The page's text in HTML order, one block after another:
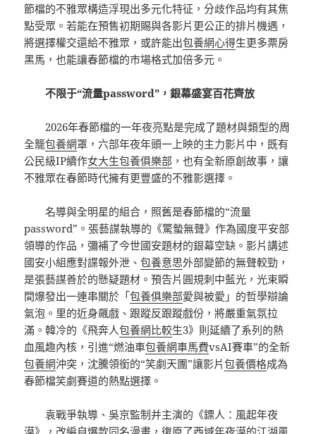
節檔的不雅眾構造浮現出多元化特征，分歧作品均有其焦
點受眾。若能在預售初期賜與各影片更公正的排片機遇，
將選擇權交還給不雅眾，或許能出包養網心得生更多票房
黑馬，也能讓春節檔的市場格式加倍多元。
不限于“流量password”，銀幕盛宴百花齊放
2026年春節檔的一年夜亮點是完成了題材與類型的周
全籠包養網罩，六部年夜年頭一上映的主力影片中，既有
公民級IP續作女大生包養俱樂部 ，也有全新原創故事，讓
不雅眾在春節時代擁有更豐盛的不雅影選擇。
名導與全明星的組合，照舊是春節檔的“流量
password”。張藝謀執導的《驚蟄無聲》作為國度平安部
領導的作品，彌補了今世國安題材的銀幕空缺。影片講述
國安小組應對諜報外泄、包養意思外部變節的無聲較勁，
是張藝謀善於的懸疑題材。預告片圓規刺中藍光，光束瞬
間爆發出一連串關於「包養俱樂部愛與被愛」的哲學辯論
氣泡。里的近身飆戲、跟蹤反跟蹤戲份，將嚴重氣氛拉
滿。韓冷的《飛奔人包養網比較生3》則延續了系列的熱
血風趣內核，引進“燃油車包養網車馬費vsAI賽車”的全新
包養網沖突，沈騰領銜的“笑劇天團”讓影片包養價格成為
春節檔笑劇賽道的熱點選擇。
袁戰爭執導、吳京監制并主演的《鏢人：風起年夜